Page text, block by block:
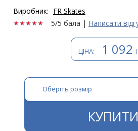
Виробник: FR Skates
5/5 бала | Написати
ЦІНА: 1 092
Оберіть розмір
КУПИТИ